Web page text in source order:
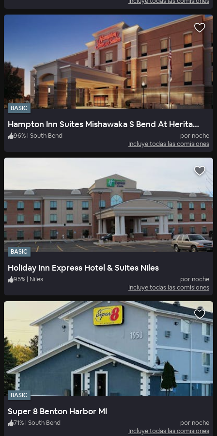
BASIC
Hampton Inn Suites Mishawaka S Bend At Heritage Square In
96% South Bend
por noche
Incluye todas las comisiones
BASIC
Holiday Inn Express Hotel & Suites Niles
95% | Niles
por noche
Incluye todas las comisiones
BASIC
Super 8 Benton Harbor MI
71% | South Bend
por noche
Incluye todas las comisiones